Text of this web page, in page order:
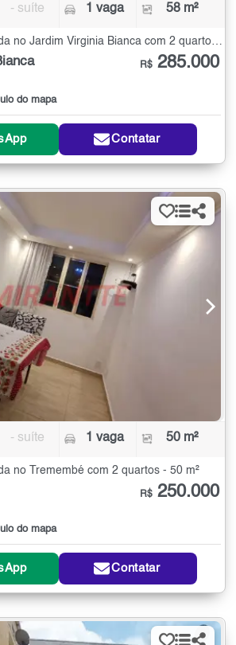
- suíte 1 vaga 58 m²
do mapa
R$ 285.000
Contatar
- suíte 1 vaga 50 m²
no Tremembé com 2 quartos - 50 m²
do mapa
R$ 250.000
Contatar